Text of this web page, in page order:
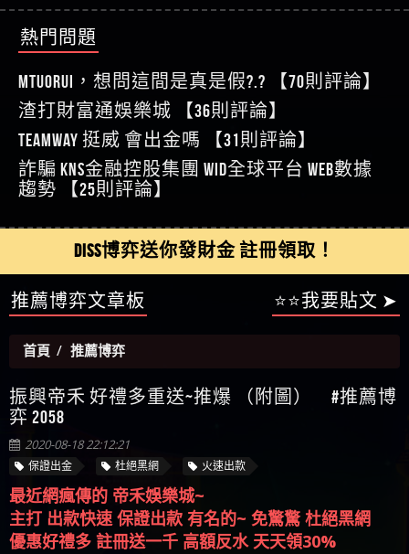
力智投資是詐騙嗎 南部老翁還在癡迷力智投資高
回報獲利 請不要在匯款
zg369】天盛商行詐騙 天盛商行是不是詐騙 天盛商
行是真的嗎 天盛商行是詐騙嗎 被天盛商行詐騙一
招教你拿回
【其他問題】 受害者援助賴【zg369】退休老翁被
大戶e點靈詐騙痛不欲生 大戶e點靈是真的嗎 大戶e
點靈是不是詐騙 大戶e點靈是詐騙嗎 大戶e點靈無
法出金 （大戶e點靈）教你如何規避詐騙陷阱
【其他問題】 弘記投資詐騙持續收割國人中【免
費討回資金賴zg369】弘記投資是詐騙嗎 弘記投資
是不是詐騙 弘記投資是真的嗎 被弘記投資詐騙的
錢怎麼辦 本文教你如何拿回被騙資金
【其他問題】 被騙追回賴【zg369】KnTop利用新型
詐騙手法欺詐群眾 KnTop是真的嗎 KnTop是不是詐騙
KnTop是詐騙嗎 【KnTop】KnTop無法出金 被KnTop詐騙
的錢一招拿回
【其他問題】機台運算專案詐騙持續收割國人中
【免費討回資金賴zg369】機台運算專案是詐騙嗎
機台運算專案是不是詐騙 機台運算專案是真的嗎
被機台運算專案詐騙的錢怎麼辦 本文教你如何拿
回被騙資金
【其他問題】 Hoyabit詐騙持續收割國人中【免費
討回資金賴zg369】Hoyabit是詐騙嗎 Hoyabit是不是詐
騙 Hoyabit是真的嗎 被HoyabitHoyabit詐騙的錢怎麼辦
本文教你如何拿回被騙資金
【其他問題】KS.M多元化行銷詐騙持續收割國人
中【免費討回資金賴zg369】KS.M多元化行銷是詐
騙嗎 KS.M多元化行銷是不是詐騙 KS.M多元化行銷是
真的嗎 被KS.M多元化行銷詐騙的錢怎麼辦 本文教
【其他問題】免費追回賴「zg369」深度解析野原
家 Family & Love如何詐騙 野原家 Family & Love是不是詐
騙 野原家 Family & Love是真的嗎 野原家 Family & Love是
【其他問題】元盈橋詐騙持續收割國人中【免費
討回資金賴zg369】元盈橋是詐騙嗎 元盈橋是不是
本文教你如何拿回被騙資金
【其他問題】被騙追回賴【zg369】M.L.Edge利用新
是詐騙 M.L.Edge是詐騙嗎 【M.L.Edge】M.L.Edge無法出
金 被M.L.Edge詐騙的錢一招拿回
費討回資金賴zg369】Robinhood是詐騙嗎 Robinhood是
不是詐騙 Robinhood是真的嗎 被Robinhood詐騙的錢怎
麼辦 本文教你如何拿回被騙資金
【其他問題】FLTO詐騙持續收割國人中【免費討回
資金賴zg369】FLTO是詐騙嗎 FLTO是不是詐騙 FLTO是
真的嗎 被FLTO詐騙的錢怎麼辦 本文教你如何拿回
被騙資金
【其他問題】 遇詐騙求救賴【zg369】八旬老翁被
ALYWS詐騙家破人亡 ALYWS是真的嗎 ALYWS是不是詐騙
ALYWS是詐騙嗎 （ALYWS）無法出金 請小心群組暗椿
【其他問題】 一招教你揭秘新型詐騙手法 （受害
者免費援助賴zg369）當當詐騙 當當是不是詐騙 當
利回報被騙的家破人亡
回答
【王亞廷】LINE:kK605638
【王亞廷】#免費手遊#錢龍皇ONLINE#http
【傑】真的
【蔡如軒】黑網一個呵呵
【Wei】讚
【沈樂慧】又是九州??爛死了黑網不要玩
【林伊依】爛死了拉贏錢直接鎖帳號可以去吃屎
【陳靜茹】推薦小畢，我也是小畢的會員～～
【AVA娛樂城】還會自己做假對話來毀謗欸哈哈哈
【陳順堪】黑網不出金
【黃伊珊】不推薦爛公司
【陳順堪】星匯娛樂城出金幾次後贏錢就不給出
金
【陳順堪】黑網出金幾次後贏了就不出金出
【玩運彩】
【蘇俊曄】所以會出金嗎現在也是一樣的狀況
【侯依揚】廢物喔
熱門問題
MTUORUi，想問這間是真是假?.? 【70則評論】
渣打財富通娛樂城 【36則評論】
TEAMWAY 挺威 會出金嗎 【31則評論】
詐騙 kns金融控股集團 WID全球平台 WEB數據
趨勢 【25則評論】
DISS博弈送你發財金 註冊領取！
推薦博弈文章板 ⭐⭐我要貼文 ➤
首頁 推薦博弈
振興帝禾 好禮多重送~推爆 （附圖） #推薦博
弈 2058
2020-08-18 22:12:21
保證出金 杜絕黑網 火速出款
最近網瘋傳的 帝禾娛樂城~
主打 出款快速 保證出款 有名的~ 免驚驚 杜絕黑網
優惠好禮多 註冊送一千 高額反水 天天領30%